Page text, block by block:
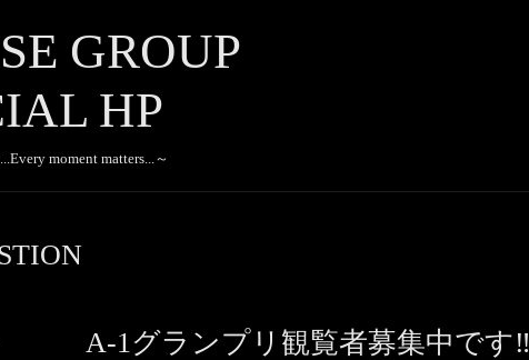
GROUP
HP
moment matters...～
A-1グランプリ観覧者募集中です‼